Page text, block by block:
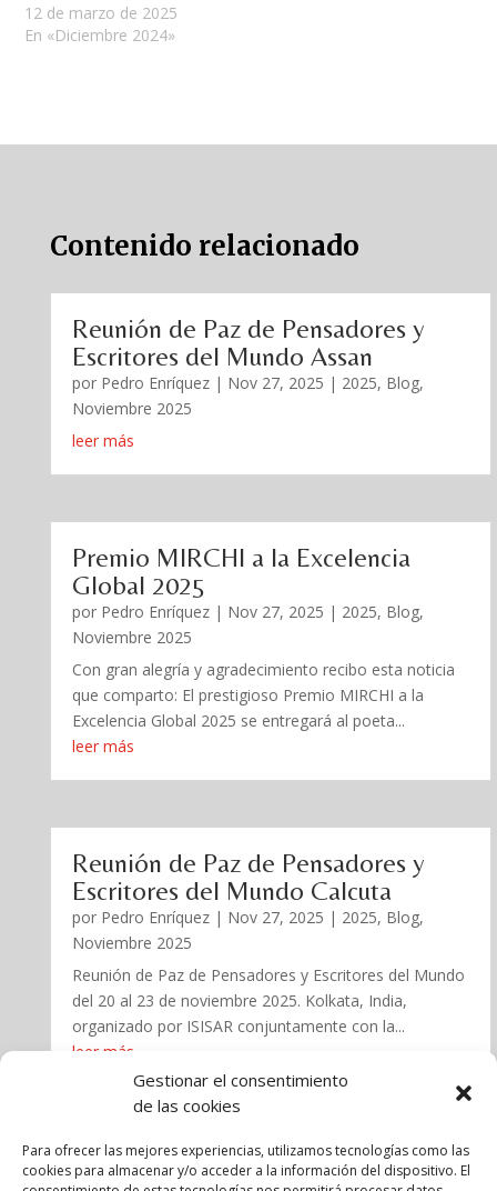
Gestionar el consentimiento
de las cookies
Para ofrecer las mejores experiencias, utilizamos tecnologías como las
cookies para almacenar y/o acceder a la información del dispositivo. El
12 de marzo de 2025
En «Diciembre 2024»
Contenido relacionado
Reunión de Paz de Pensadores y
Escritores del Mundo Assan
por Pedro Enríquez| Nov 27, 2025 | 2025, Blog,
Noviembre 2025
leer más
Premio MIRCHI a la Excelencia
Global 2025
por Pedro Enríquez| Nov 27, 2025 | 2025, Blog,
Noviembre 2025
Con gran alegría y agradecimiento recibo esta noticia
que comparto: El prestigioso Premio MIRCHI a la
Excelencia Global 2025 se entregará al poeta...
leer más
Reunión de Paz de Pensadores y
Escritores del Mundo Calcuta
por Pedro Enríquez| Nov 27, 2025 | 2025, Blog,
Noviembre 2025
Reunión de Paz de Pensadores y Escritores del Mundo
del 20 al 23 de noviembre 2025. Kolkata, India,
organizado por ISISAR conjuntamente con la...
leer más